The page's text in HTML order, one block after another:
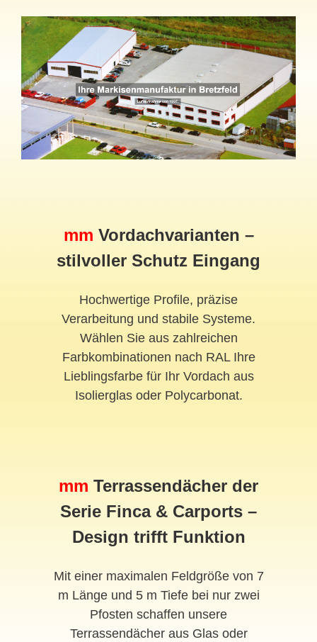
mm Vordachvarianten –
stilvoller Schutz Eingang
Hochwertige Profile, präzise
Verarbeitung und stabile Systeme.
Wählen Sie aus zahlreichen
Farbkombinationen nach RAL Ihre
Lieblingsfarbe für Ihr Vordach aus
Isolierglas oder Polycarbonat.
mm Terrassendächer der
Serie Finca & Carports –
Design trifft Funktion
Mit einer maximalen Feldgröße von 7
m Länge und 5 m Tiefe bei nur zwei
Pfosten schaffen unsere
Terrassendächer aus Glas oder